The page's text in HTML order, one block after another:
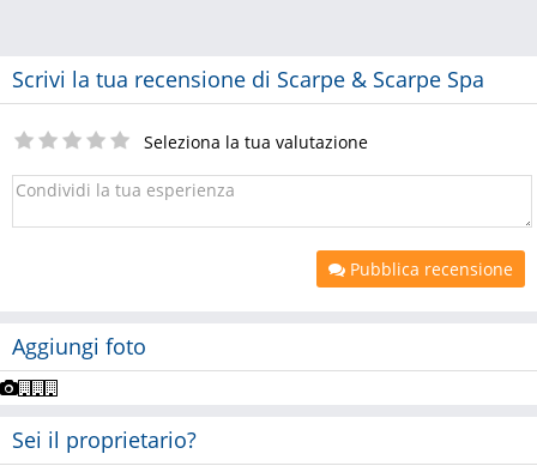
Scrivi la tua recensione di Scarpe & Scarpe Spa
Seleziona la tua valutazione
Pubblica recensione
Aggiungi foto
Sei il proprietario?